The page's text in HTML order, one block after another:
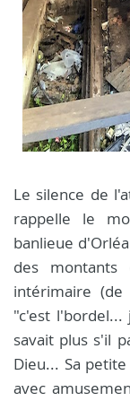
Le silence de
rappelle le
banlieue
des montants
intérimaire
"c'est
savait plus s'il
Dieu... Sa
avec